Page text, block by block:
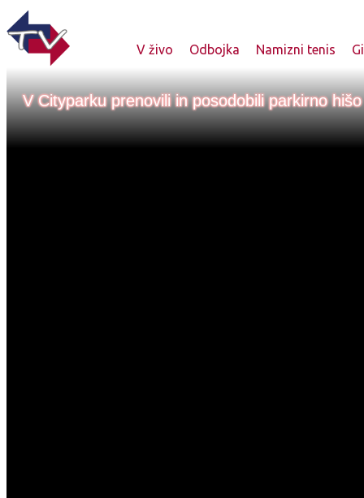
V živo Odbojka Namizni tenis
V Cityparku prenovili in posodobili parkirno hišo